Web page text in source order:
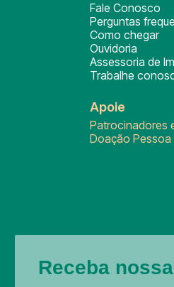
Fale Conosco
Perguntas
Como chegar
Ouvidoria
Assessoria de
Trabalhe
Apoie
Patrocinadores
Doação Pessoa